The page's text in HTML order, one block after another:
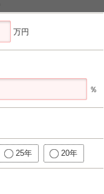
万円
％
25年 20年